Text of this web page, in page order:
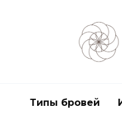
Типы бровей